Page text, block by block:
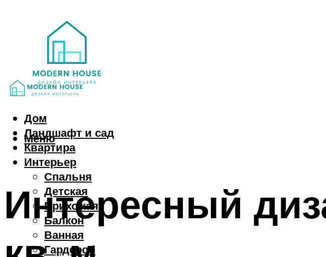
Дом
Ландшафт и сад
Квартира
Интерьер
Спальня
Детская
Прихожая
Балкон
Ванная
Гардероб
Меню
Интересный